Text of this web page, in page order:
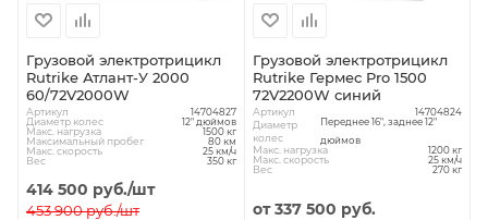
Грузовой электротрицикл
Rutrike Атлант-У 2000
60/72V2000W
Артикул 14704827
Диаметр колес 12" дюймов
Макс. нагрузка 1500 кг
Максимальный пробег 80 км
Макс. скорость 25 км/ч
Вес 350 кг
414 500 руб./шт
453 900руб./шт
Грузовой электротрицикл
Rutrike Гермес Pro 1500
72V2200W синий
Артикул 14704824
Диаметр
колес
Переднее 16", заднее 12"
дюймов
Макс. нагрузка 1200 кг
Макс. скорость 25 км/ч
Вес 270 кг
от337 500 руб.